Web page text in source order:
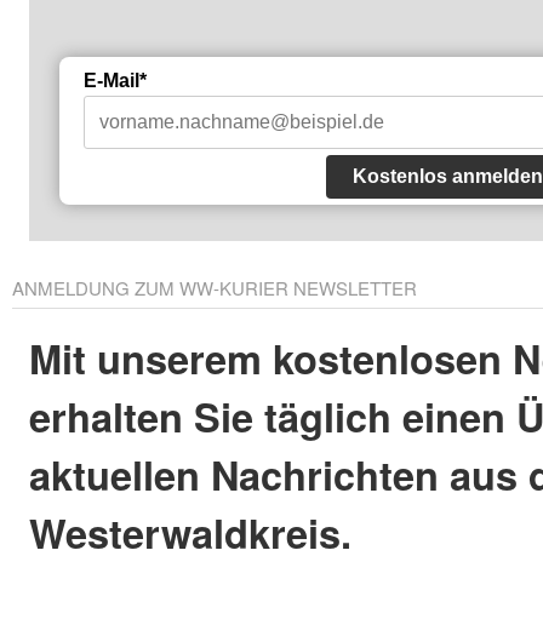
E-Mail*
Kostenlos anmelden
ANMELDUNG ZUM WW-KURIER NEWSLETTER
Mit unserem kostenlosen
erhalten Sie täglich einen
aktuellen Nachrichten aus
Westerwaldkreis.